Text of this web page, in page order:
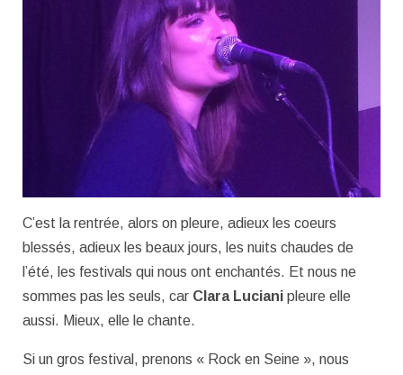
C’est la rentrée, alors on pleure, adieux les coeurs
blessés, adieux les beaux jours, les nuits chaudes de
l’été, les festivals qui nous ont enchantés. Et nous ne
sommes pas les seuls, car Clara Luciani pleure elle
aussi. Mieux, elle le chante.
Si un gros festival, prenons « Rock en Seine », nous